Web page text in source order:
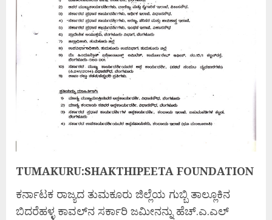
TUMAKURU:SHAKTHIPEETA FOUNDATION
ಕರ್ನಾಟಕ ರಾಜ್ಯದ ತುಮಕೂರು ಜಿಲ್ಲೆಯ ಗುಬ್ಬಿ ತಾಲ್ಲೂಕಿನ
ಬಿದರೆಹಳ್ಳ ಕಾವಲ್‌ನ ಸರ್ಕಾರಿ ಜಮೀನನ್ನು ಹೆಚ್.ಎ.ಎಲ್